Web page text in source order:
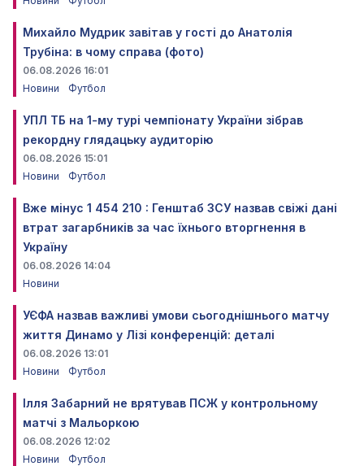
Михайло Мудрик завітав у гості до Анатолія
Трубіна: в чому справа (фото)
06.08.2026 16:01
Новини
Футбол
УПЛ ТБ на 1-му турі чемпіонату України зібрав
рекордну глядацьку аудиторію
06.08.2026 15:01
Новини
Футбол
Вже мінус 1 454 210 : Генштаб ЗСУ назвав свіжі дані
втрат загарбників за час їхнього вторгнення в
Україну
06.08.2026 14:04
Новини
УЄФА назвав важливі умови сьогоднішнього матчу
життя Динамо у Лізі конференцій: деталі
06.08.2026 13:01
Новини
Футбол
Ілля Забарний не врятував ПСЖ у контрольному
матчі з Мальоркою
06.08.2026 12:02
Новини
Футбол